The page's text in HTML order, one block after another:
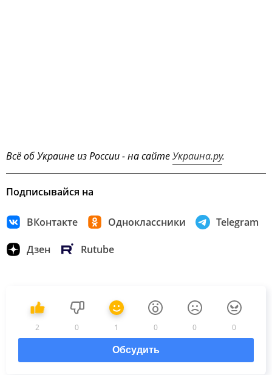
Всё об Украине из России - на сайтеУкраина.ру.
Подписывайся на
ВКонтакте Одноклассники Telegram
Дзен Rutube
2 0 1 0 0 0
Обсудить